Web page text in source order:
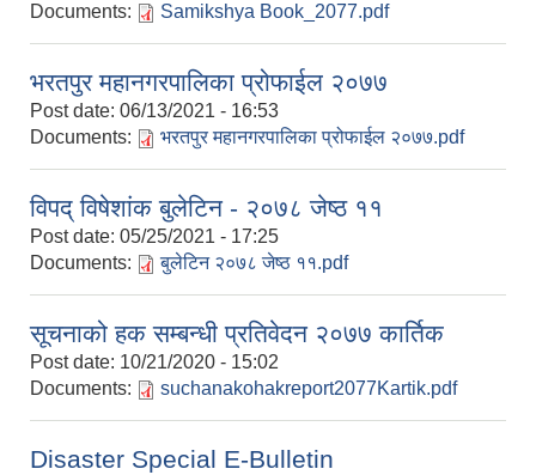
Documents:
Samikshya Book_2077.pdf
भरतपुर महानगरपालिका प्रोफाईल २०७७
Post date: 06/13/2021 - 16:53
Documents:
भरतपुर महानगरपालिका प्रोफाईल २०७७.pdf
विपद् विषेशांक बुलेटिन - २०७८ जेष्ठ ११
Post date: 05/25/2021 - 17:25
Documents:
बुलेटिन २०७८ जेष्ठ ११.pdf
सूचनाको हक सम्बन्धी प्रतिवेदन २०७७ कार्तिक
Post date: 10/21/2020 - 15:02
Documents:
suchanakohakreport2077Kartik.pdf
Disaster Special E-Bulletin